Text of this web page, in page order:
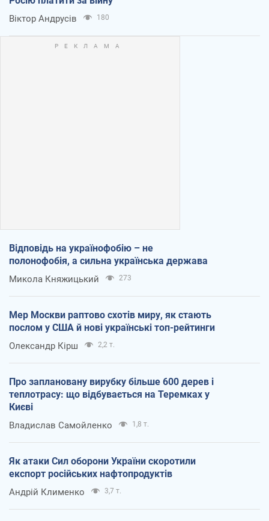
Віктор Андрусів 180
Відповідь на українофобію – не
полонофобія, а сильна українська держава
Микола Княжицький 273
Мер Москви раптово схотів миру, як стають
послом у США й нові українські топ-рейтинги
Олександр Кірш 2,2 т.
Про заплановану вирубку більше 600 дерев і
теплотрасу: що відбувається на Теремках у
Києві
Владислав Самойленко 1,8 т.
Як атаки Сил оборони України скоротили
експорт російських нафтопродуктів
Андрій Клименко 3,7 т.